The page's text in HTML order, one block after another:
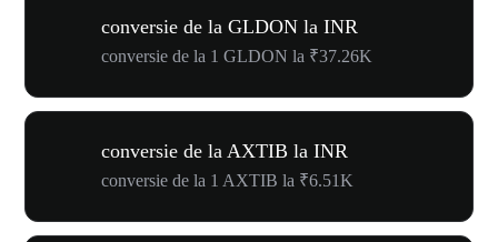
conversie de la GLDON la INR
conversie de la 1 GLDON la ₹37.26K
conversie de la AXTIB la INR
conversie de la 1 AXTIB la ₹6.51K